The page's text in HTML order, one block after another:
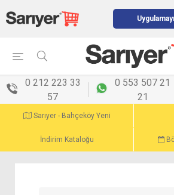
0 212 223 33
57
0 553 507 21
21
Sarıyer - Bahçeköy Yeni
İndirim Kataloğu